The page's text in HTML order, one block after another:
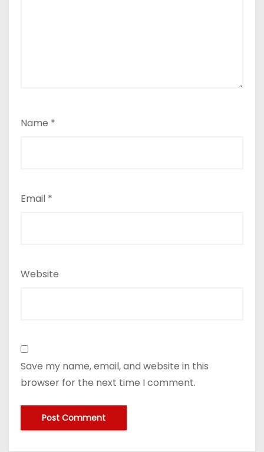
Name *
Email *
Website
Save my name, email, and website in this
browser for the next time I comment.